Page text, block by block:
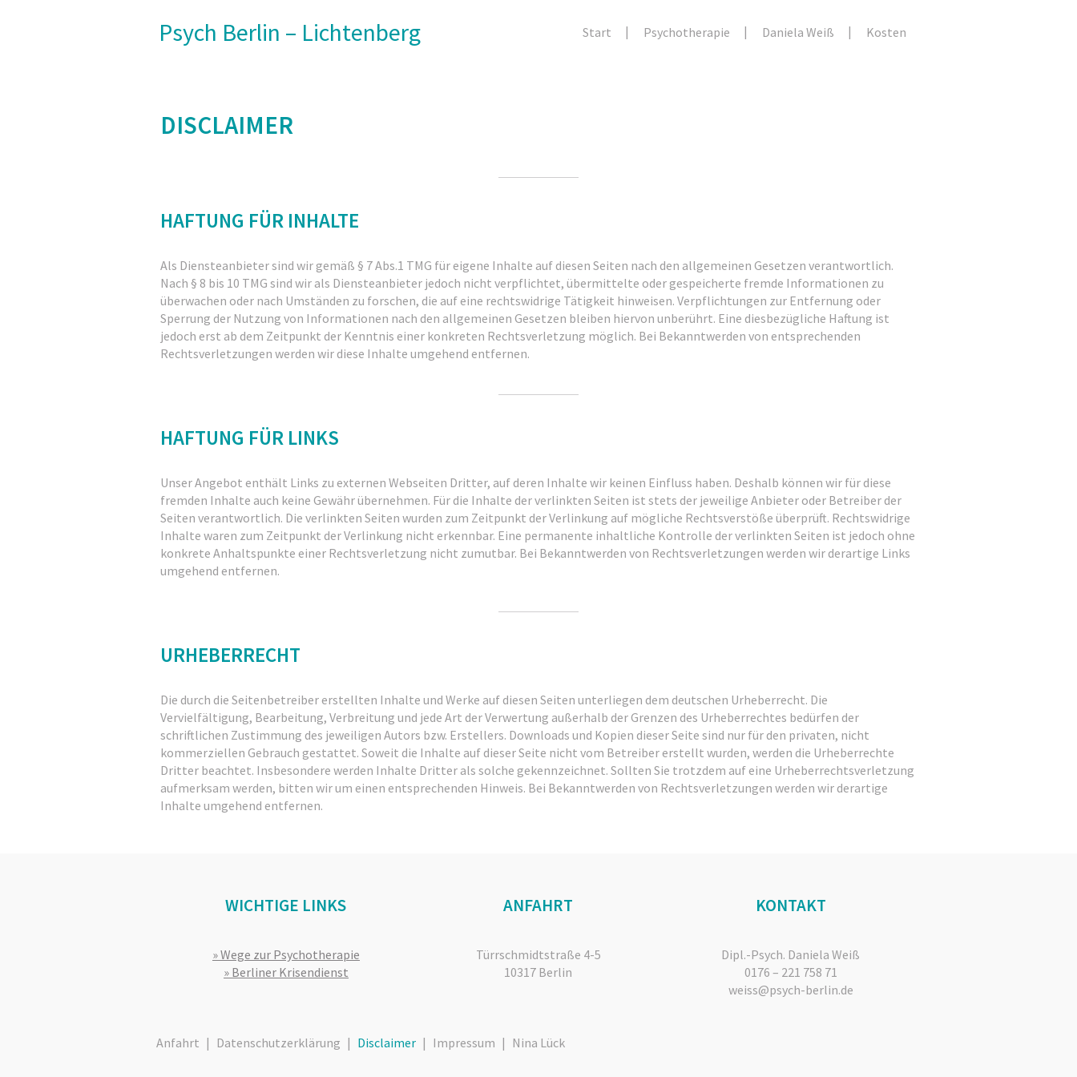
Psych Berlin – Lichtenberg Start Psychotherapie Daniela Weiß Kosten
DISCLAIMER
HAFTUNG FÜR INHALTE
Als Diensteanbieter sind wir gemäß § 7 Abs.1 TMG für eigene Inhalte auf diesen Seiten nach den allgemeinen Gesetzen verantwortlich.
Nach § 8 bis 10 TMG sind wir als Diensteanbieter jedoch nicht verpflichtet, übermittelte oder gespeicherte fremde Informationen zu
überwachen oder nach Umständen zu forschen, die auf eine rechtswidrige Tätigkeit hinweisen. Verpflichtungen zur Entfernung oder
Sperrung der Nutzung von Informationen nach den allgemeinen Gesetzen bleiben hiervon unberührt. Eine diesbezügliche Haftung ist
jedoch erst ab dem Zeitpunkt der Kenntnis einer konkreten Rechtsverletzung möglich. Bei Bekanntwerden von entsprechenden
Rechtsverletzungen werden wir diese Inhalte umgehend entfernen.
HAFTUNG FÜR LINKS
Unser Angebot enthält Links zu externen Webseiten Dritter, auf deren Inhalte wir keinen Einfluss haben. Deshalb können wir für diese
fremden Inhalte auch keine Gewähr übernehmen. Für die Inhalte der verlinkten Seiten ist stets der jeweilige Anbieter oder Betreiber der
Seiten verantwortlich. Die verlinkten Seiten wurden zum Zeitpunkt der Verlinkung auf mögliche Rechtsverstöße überprüft. Rechtswidrige
Inhalte waren zum Zeitpunkt der Verlinkung nicht erkennbar. Eine permanente inhaltliche Kontrolle der verlinkten Seiten ist jedoch ohne
konkrete Anhaltspunkte einer Rechtsverletzung nicht zumutbar. Bei Bekanntwerden von Rechtsverletzungen werden wir derartige Links
umgehend entfernen.
URHEBERRECHT
Die durch die Seitenbetreiber erstellten Inhalte und Werke auf diesen Seiten unterliegen dem deutschen Urheberrecht. Die
Vervielfältigung, Bearbeitung, Verbreitung und jede Art der Verwertung außerhalb der Grenzen des Urheberrechtes bedürfen der
schriftlichen Zustimmung des jeweiligen Autors bzw. Erstellers. Downloads und Kopien dieser Seite sind nur für den privaten, nicht
kommerziellen Gebrauch gestattet. Soweit die Inhalte auf dieser Seite nicht vom Betreiber erstellt wurden, werden die Urheberrechte
Dritter beachtet. Insbesondere werden Inhalte Dritter als solche gekennzeichnet. Sollten Sie trotzdem auf eine Urheberrechtsverletzung
aufmerksam werden, bitten wir um einen entsprechenden Hinweis. Bei Bekanntwerden von Rechtsverletzungen werden wir derartige
Inhalte umgehend entfernen.
WICHTIGE LINKS
Wege zur Psychotherapie
Berliner Krisendienst
ANFAHRT
Türrschmidtstraße 4-5
10317 Berlin
KONTAKT
Dipl.-Psych. Daniela Weiß
0176 – 221 758 71
weiss@psych-berlin.de
Anfahrt Datenschutzerklärung Disclaimer Impressum Nina Lück